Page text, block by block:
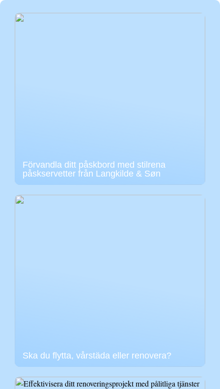
Förvandla ditt påskbord med stilrena
påskservetter från Langkilde & Søn
Ska du flytta, vårstäda eller renovera?